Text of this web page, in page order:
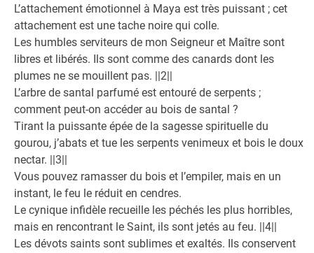
L’attachement émotionnel à Maya est très puissant ; cet
attachement est une tache noire qui colle.
Les humbles serviteurs de mon Seigneur et Maître sont
libres et libérés. Ils sont comme des canards dont les
plumes ne se mouillent pas. ||2||
L’arbre de santal parfumé est entouré de serpents ;
comment peut-on accéder au bois de santal ?
Tirant la puissante épée de la sagesse spirituelle du
gourou, j’abats et tue les serpents venimeux et bois le doux
nectar. ||3||
Vous pouvez ramasser du bois et l’empiler, mais en un
instant, le feu le réduit en cendres.
Le cynique infidèle recueille les péchés les plus horribles,
mais en rencontrant le Saint, ils sont jetés au feu. ||4||
Les dévots saints sont sublimes et exaltés. Ils conservent